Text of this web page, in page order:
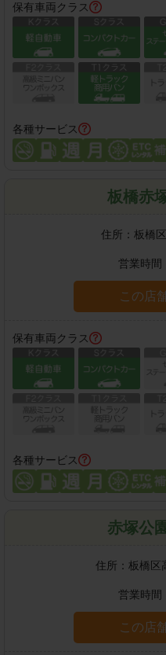
保有車両クラス
各種サービス
板橋赤
住所： 板橋
営業時間
この店
保有車両クラス
各種サービス
赤塚公
住所： 板橋区
営業時間
この店